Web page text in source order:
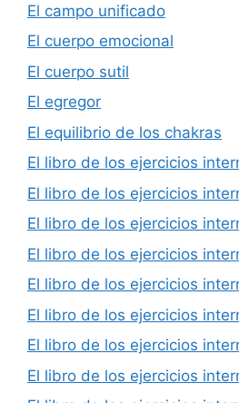
El campo unificado
El cuerpo emocional
El cuerpo sutil
El egregor
El equilibrio de los chakras
El libro de los ejercicios
El libro de los ejercicios
El libro de los ejercicios
El libro de los ejercicios
El libro de los ejercicios
El libro de los ejercicios
El libro de los ejercicios
El libro de los ejercicios